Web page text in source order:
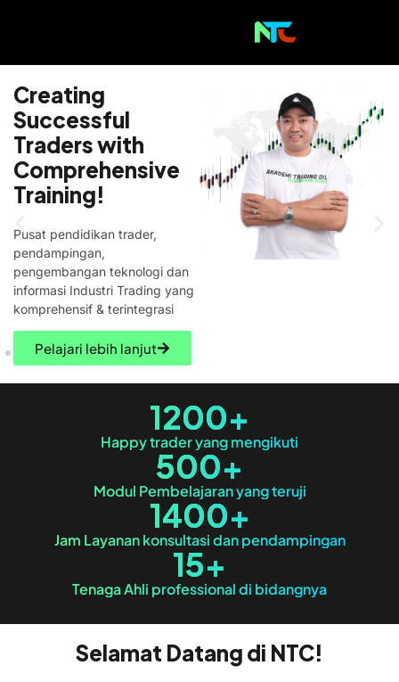
#1 Oil Trading Learning
Platform
Learn today,
Earn Tomorrow
Pelajari metode Trading Oil
Kurikulum Berbasis
Kompetensi yang Terstruktur
dan Sistematis.
Daftar Sekarang
1200+
Happy trader yang mengikuti
500+
Modul Pembelajaran yang teruji
1400+
Jam Layanan konsultasi dan pendampingan
15+
Tenaga Ahli professional di bidangnya
Selamat Datang di NTC!